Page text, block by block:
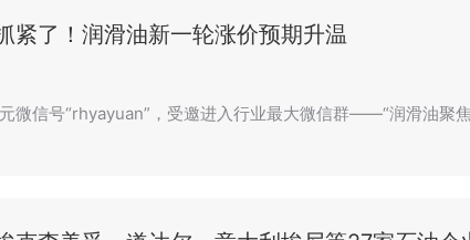
紧了！润滑油新一轮涨价预期升温
微信号“rhyayuan”，受邀进入行业最大微信群——“润滑油聚